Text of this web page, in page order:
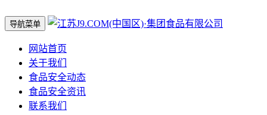
导航菜单
网站首页
关于我们
食品安全动态
食品安全资讯
联系我们